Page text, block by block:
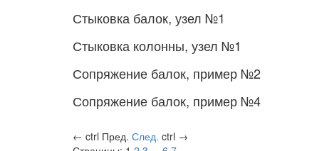
Стыковка балок, узел №1
Стыковка колонны, узел №1
Сопряжение балок, пример №2
Сопряжение балок, пример №4
← ctrl Пред. След. ctrl →